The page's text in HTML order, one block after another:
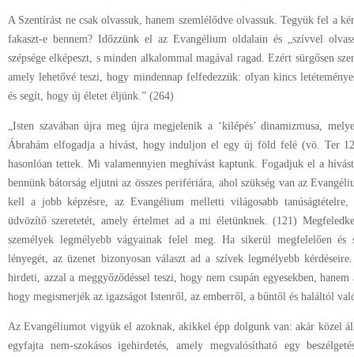
A Szentírást ne csak olvassuk, hanem szemlélődve olvassuk. Tegyük fel a
fakaszt-e bennem? Időzzünk el az Evangélium oldalain és „szívvel
szépsége elképeszt, s minden alkalommal magával ragad. Ezért sürgősen
amely lehetővé teszi, hogy mindennap felfedezzük: olyan kincs
és segít, hogy új életet éljünk.” (264)
„Isten szavában újra meg újra megjelenik a ‘kilépés’ dinamizmusa,
Ábrahám elfogadja a hívást, hogy induljon el egy új föld felé (vö. Ter
hasonlóan tettek. Mi valamennyien meghívást kaptunk. Fogadjuk el a
bennünk bátorság eljutni az összes perifériára, ahol szükség van az
kell a jobb képzésre, az Evangélium melletti világosabb
üdvözítő szeretetét, amely értelmet ad a mi életünknek. (121)
személyek legmélyebb vágyainak felel meg. Ha sikerül megfelelően és
lényegét, az üzenet bizonyosan választ ad a szívek legmélyebb
hirdeti, azzal a meggyőződéssel teszi, hogy nem csupán egyesekben,
hogy megismerjék az igazságot Istenről, az emberről, a bűntől és haláltól
Az Evangéliumot vigyük el azoknak, akikkel épp dolgunk van: akár közel
egyfajta nem-szokásos igehirdetés, amely megvalósítható egy